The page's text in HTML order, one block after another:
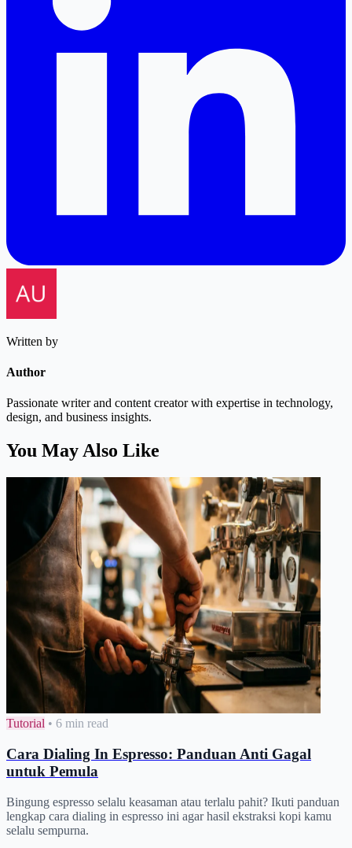
Written by
Author
Passionate writer and content creator with expertise in technology,
design, and business insights.
You May Also Like
Tutorial • 6 min read
Cara Dialing In Espresso: Panduan Anti Gagal
untuk Pemula
Bingung espresso selalu keasaman atau terlalu pahit? Ikuti panduan
lengkap cara dialing in espresso ini agar hasil ekstraksi kopi kamu
selalu sempurna.